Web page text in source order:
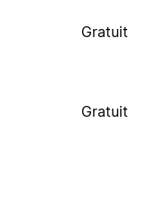
Gratuit
Gratuit